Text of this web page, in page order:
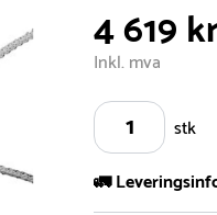
4 619
Inkl. mva
stk
🚛